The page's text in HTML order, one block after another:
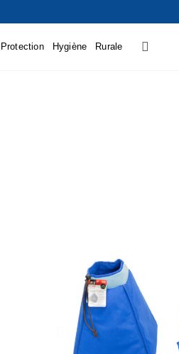
Protection Hygiène Rurale